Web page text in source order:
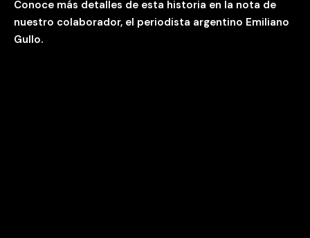
Conoce más detalles de esta historia en la nota de
nuestro colaborador, el periodista argentino Emiliano
Gullo.